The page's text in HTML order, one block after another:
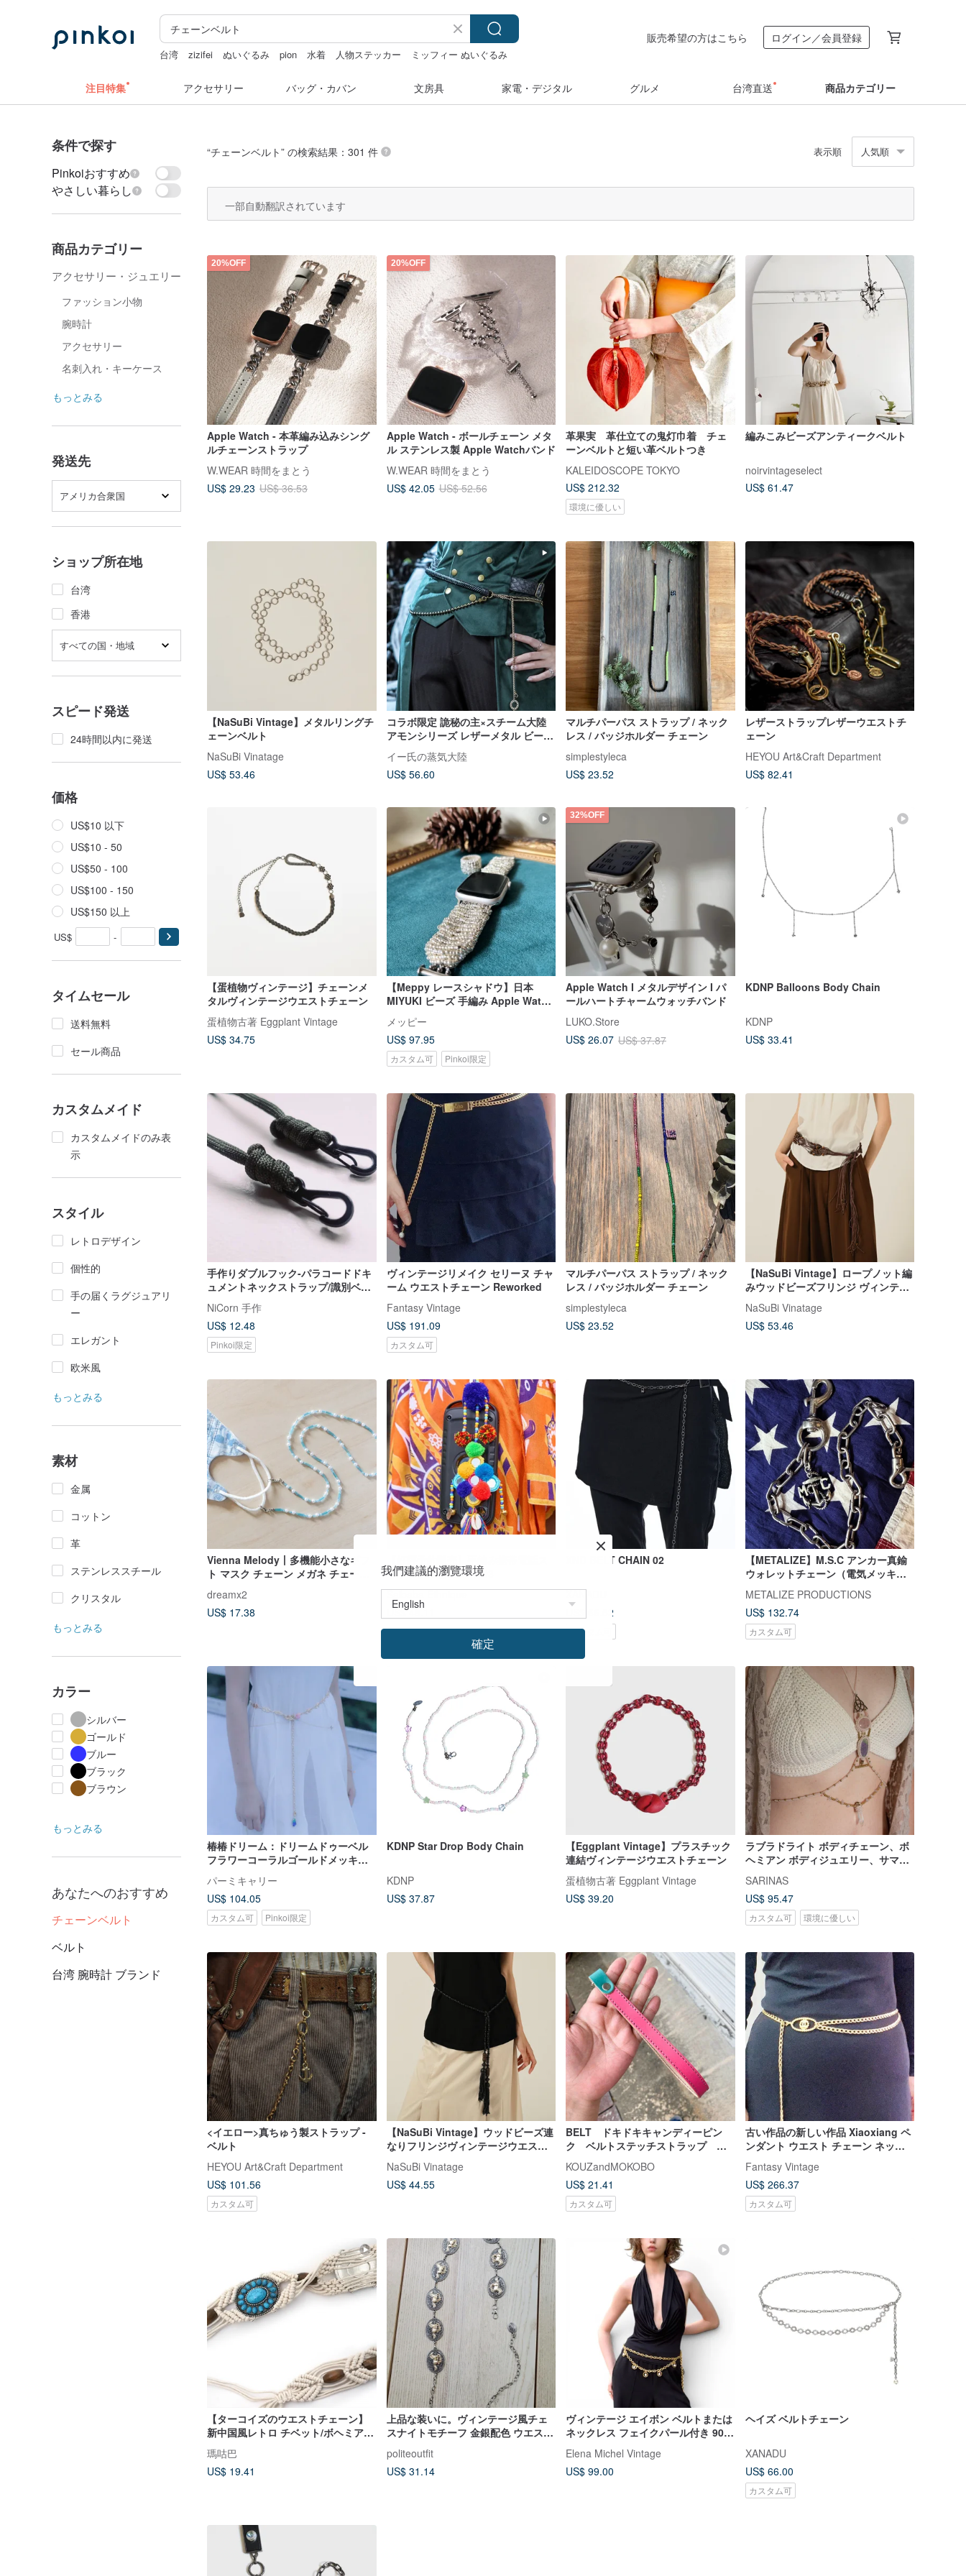
台湾 zizifei ぬいぐるみ pion 水着 人物ステッカー
ミッフィー ぬいぐるみ
販売希望の方はこちら ログイン／会員登録
注目特集 アクセサリー バッグ・カバン 文房具 家電・デジタル グルメ 台湾直送 商品カテゴリー
条件で探す
Pinkoiおすすめ
やさしい暮らし
商品カテゴリー
アクセサリー・ジュエリー
ファッション小物
腕時計
アクセサリー
名刺入れ・キーケース
もっとみる
発送先
アメリカ合衆国
ショップ所在地
台湾
香港
すべての国・地域
スピード発送
24時間以内に発送
価格
US$10 以下
US$10 - 50
US$50 - 100
US$100 - 150
US$150 以上
US$ -
タイムセール
送料無料
セール商品
カスタムメイド
カスタムメイドのみ表
示
スタイル
レトロデザイン
個性的
手の届くラグジュアリ
ー
エレガント
欧米風
もっとみる
素材
金属
コットン
革
ステンレススチール
クリスタル
もっとみる
カラー
シルバー
ゴールド
ブルー
ブラック
ブラウン
もっとみる
あなたへのおすすめ
チェーンベルト
ベルト
台湾 腕時計 ブランド
“チェーンベルト” の検索結果：301 件 表示順 人気順
一部自動翻訳されています
20%OFF
Apple Watch - 本革編み込みシング
ルチェーンストラップ
W.WEAR 時間をまとう
US$ 29.23 US$ 36.53
20%OFF
Apple Watch - ボールチェーン メタ
ル ステンレス製 Apple Watchバンド
W.WEAR 時間をまとう
US$ 42.05 US$ 52.56
革果実 革仕立ての鬼灯巾着 チェ
ーンベルトと短い革ベルトつき
KALEIDOSCOPE TOKYO
US$ 212.32
環境に優しい
編みこみビーズアンティークベルト
noirvintageselect
US$ 61.47
【NaSuBi Vintage】メタルリングチ
ェーンベルト
NaSuBi Vinatage
US$ 53.46
コラボ限定 詭秘の主×スチーム大陸
アモンシリーズ レザーメタル ビーズ
チェーン/ウエストチェーン/ベルト
イー氏の蒸気大陸
US$ 56.60
マルチパーパス ストラップ / ネック
レス / バッジホルダー チェーン
simplestyleca
US$ 23.52
レザーストラップレザーウエストチ
ェーン
HEYOU Art&Craft Department
US$ 82.41
【蛋植物ヴィンテージ】チェーンメ
タルヴィンテージウエストチェーン
蛋植物古著 Eggplant Vintage
US$ 34.75
【Meppy レースシャドウ】日本
MIYUKI ビーズ 手編み Apple Watch
バンド
メッピー
US$ 97.95
カスタム可 Pinkoi限定
32%OFF
Apple Watch I メタルデザイン I パ
ールハートチャームウォッチバンド
LUKO.Store
US$ 26.07 US$ 37.87
KDNP Balloons Body Chain
KDNP
US$ 33.41
手作りダブルフック​​-パラコードドキ
ュメントネックストラップ/識別ベル
ト/メガネベルト/マスクベルト-調節
可能
NiCorn 手作
US$ 12.48
Pinkoi限定
ヴィンテージリメイク セリーヌ チャ
ーム ウエストチェーン Reworked
Fantasy Vintage
US$ 191.09
カスタム可
マルチパーパス ストラップ / ネック
レス / バッジホルダー チェーン
simplestyleca
US$ 23.52
【NaSuBi Vintage】ロープノット編
みウッドビーズフリンジ ヴィンテー
ジウエストチェーン
NaSuBi Vinatage
US$ 53.46
Vienna Melody丨多機能小さなギフ
ト マスク チェーン メガネ チェーン
ブルー
dreamx2
US$ 17.38
トラップ 3色 IJCP4103
Saibaba Ethnique
US$ 48.11
XND BELT CHAIN 02
XANADU
US$ 66.52
カスタム可
【METALIZE】M.S.C アンカー真鍮
ウォレットチェーン（電気メッキ・
METALIZE PRODUCTIONS
US$ 132.74
カスタム可
椿椿ドリーム：ドリームドゥーベル
フラワーコーラルゴールドメッキウ
エストチェーン
パーミキャリー
US$ 104.05
カスタム可 Pinkoi限定
KDNP Star Drop Body Chain
KDNP
US$ 37.87
【Eggplant Vintage】プラスチック
連結ヴィンテージウエストチェーン
蛋植物古著 Eggplant Vintage
US$ 39.20
ラブラドライト ボディチェーン、ボ
ヘミアン ボディジュエリー、サマー
ベリーベルト
SARINAS
US$ 95.47
カスタム可 環境に優しい
<イエロー>真ちゅう製ストラップ -
ベルト
HEYOU Art&Craft Department
US$ 101.56
カスタム可
【NaSuBi Vintage】ウッドビーズ連
なりフリンジヴィンテージウエスト
チェーン
NaSuBi Vinatage
US$ 44.55
BELT ドキドキキャンディーピン
ク ベルトステッチストラップ キ
ーホルダーにもOK BSS-PT-H
KOUZandMOKOBO
US$ 21.41
カスタム可
古い作品の新しい作品 Xiaoxiang ペ
ンダント ウエスト チェーン ネック
レス 2 つの着用
Fantasy Vintage
US$ 266.37
カスタム可
【ターコイズのウエストチェーン】
新中国風レトロ チベット/ボヘミアン
編み込みフリンジベルト
瑪咕巴
US$ 19.41
上品な装いに。ヴィンテージ風チェ
スナイトモチーフ 金銀配色 ウエスト
politeoutfit
US$ 31.14
ヴィンテージ エイボン ベルトまたは
ネックレス フェイクパール付き 90年
Elena Michel Vintage
US$ 99.00
ヘイズ ベルトチェーン
XANADU
US$ 66.00
カスタム可
我們建議的瀏覽環境
確定